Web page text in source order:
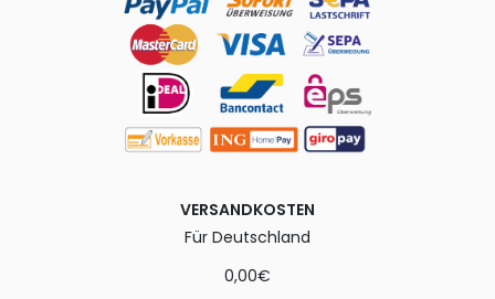
VERSANDKOSTEN
Für Deutschland
0,00€